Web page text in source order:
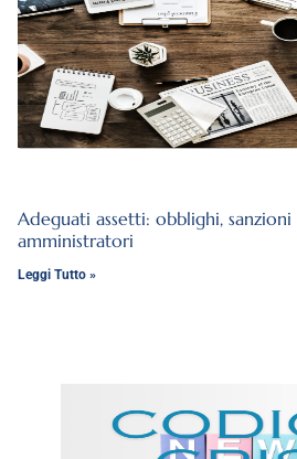
Adeguati assetti: obblighi,
amministratori
Leggi Tutto »